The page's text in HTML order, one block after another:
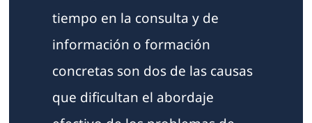
tiempo en la consulta y de
información o formación
concretas son dos de las causas
que dificultan el abordaje